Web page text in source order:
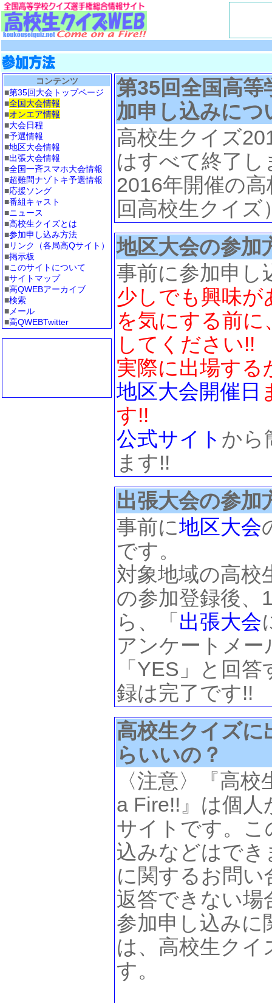
コンテンツ
■第35回大会トップページ
■全国大会情報
■オンエア情報
■大会日程
■予選情報
■地区大会情報
■出張大会情報
■全国一斉スマホ大会情報
■超難問ナゾトキ予選情報
■応援ソング
■番組キャスト
■ニュース
■高校生クイズとは
■参加申し込み方法
■リンク（各局高Qサイト）
■掲示板
■このサイトについて
■サイトマップ
■高QWEBアーカイブ
■検索
■ メール
■高QWEBTwitter
第35回全国高
加申し込みにつ
高校生クイズ
はすべて終了し
2016年開催の
回高校生クイ
地区大会の参加
事前に参加申し
少しでも興味
を気にする前
してください!!
実際に出場す
地区大会開催日
す!!
公式サイト から
ます!!
出張大会の参加
事前に地区大会
です。
対象地域の高校
の参加登録後、
ら、「 出張大会
アンケートメ
「YES」と回
録は完了です!!
高校生クイズ
らいいの？
〈注意〉『高
a Fire!!』は個
サイトです。
込みなどはでき
に関するお問
返答できない場
参加申し込みに
は、高校生クイ
す。